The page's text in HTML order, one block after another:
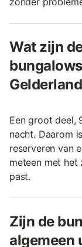
Wat zijn
Een groot deel,
nacht. Daarom
reserveren van
meteen met het
past.
Zijn de
algemeen